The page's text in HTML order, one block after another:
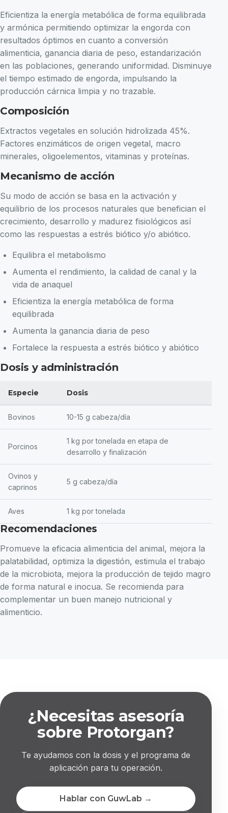
Eficientiza la energía metabólica de forma equilibrada
y armónica permitiendo optimizar la engorda con
resultados óptimos en cuanto a conversión
alimenticia, ganancia diaria de peso, estandarización
en las poblaciones, generando uniformidad. Disminuye
el tiempo estimado de engorda, impulsando la
producción cárnica limpia y no trazable.
Composición
Extractos vegetales en solución hidrolizada 45%.
Factores enzimáticos de origen vegetal, macro
minerales, oligoelementos, vitaminas y proteínas.
Mecanismo de acción
Su modo de acción se basa en la activación y
equilibrio de los procesos naturales que benefician el
crecimiento, desarrollo y madurez fisiológicos así
como las respuestas a estrés biótico y/o abiótico.
Equilibra el metabolismo
Aumenta el rendimiento, la calidad de canal y la
vida de anaquel
Eficientiza la energía metabólica de forma
equilibrada
Aumenta la ganancia diaria de peso
Fortalece la respuesta a estrés biótico y abiótico
Dosis y administración
Especie Dosis
Bovinos 10-15 g cabeza/día
Porcinos
1 kg por tonelada en etapa de
desarrollo y finalización
Ovinos y
caprinos
5 g cabeza/día
Aves 1 kg por tonelada
Recomendaciones
Promueve la eficacia alimenticia del animal, mejora la
palatabilidad, optimiza la digestión, estimula el trabajo
de la microbiota, mejora la producción de tejido magro
de forma natural e inocua. Se recomienda para
complementar un buen manejo nutricional y
alimenticio.
¿Necesitas asesoría
sobre Protorgan?
Te ayudamos con la dosis y el programa de
aplicación para tu operación.
Hablar con GuwLab →